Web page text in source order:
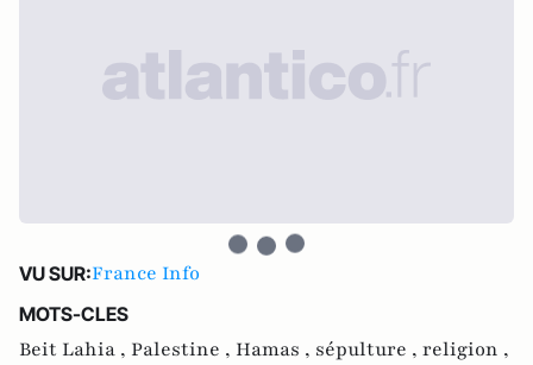
VU SUR:France Info
MOTS-CLES
Beit Lahia , Palestine , Hamas , sépulture , religion ,